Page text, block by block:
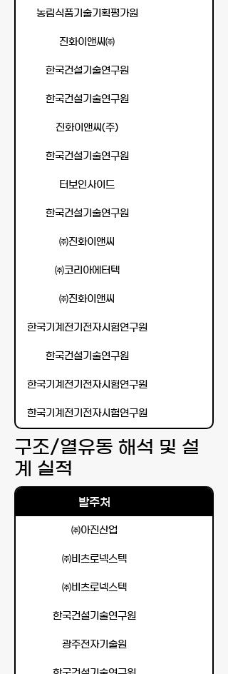
농림식품기술기획평가원
진화이앤씨㈜
한국건설기술연구원
한국건설기술연구원
진화이앤씨(주)
한국건설기술연구원
터보인사이드
한국건설기술연구원
㈜진화이앤씨
㈜코리아에터텍
㈜진화이앤씨
한국기계전기전자시험연구원
한국건설기술연구원
한국기계전기전자시험연구원
한국기계전기전자시험연구원
구조/열유동 해석 및 설
계 실적
발주처
㈜아진산업
㈜비츠로넥스텍
㈜비츠로넥스텍
한국건설기술연구원
광주전자기술원